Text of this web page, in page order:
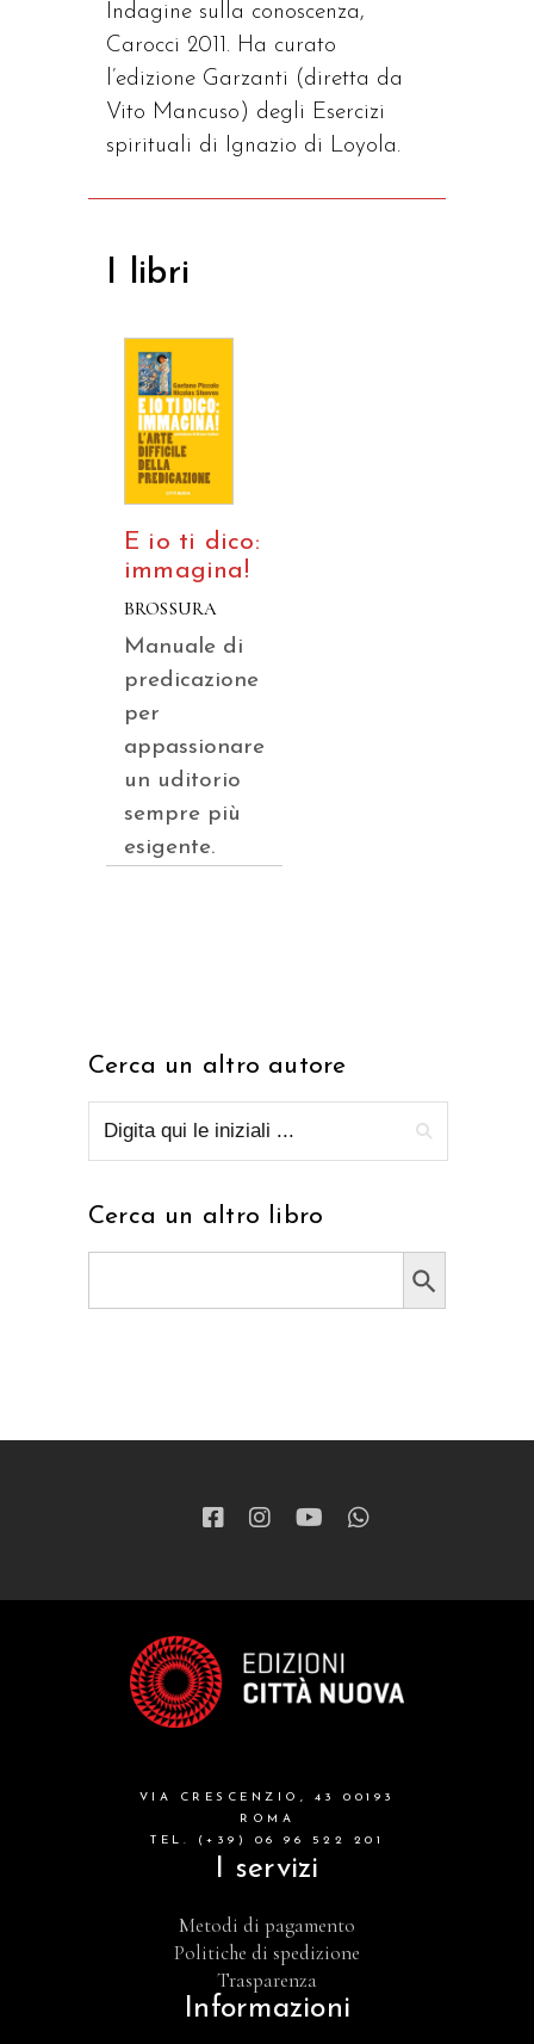
Indagine sulla conoscenza,
Carocci 2011. Ha curato
l’edizione Garzanti (diretta da
Vito Mancuso) degli Esercizi
spirituali di Ignazio di Loyola.
I libri
E io ti dico:
immagina!
BROSSURA
Manuale di
predicazione
per
appassionare
un uditorio
sempre più
esigente.
Cerca un altro autore
Cerca un altro libro
Search Button
VIA CRESCENZIO, 43 00193
ROMA
TEL. (+39) 06 96 522 201
I servizi
Metodi di pagamento
Politiche di spedizione
Trasparenza
Informazioni